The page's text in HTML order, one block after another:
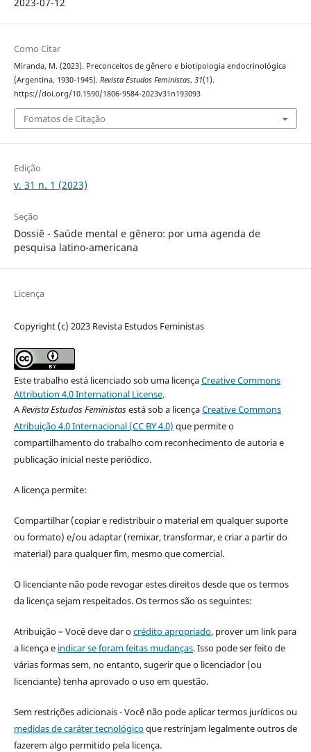
Como Citar
Miranda, M. (2023). Preconceitos de gênero e biotipologia endocrinológica
(Argentina, 1930-1945). Revista Estudos Feministas, 31(1).
https://doi.org/10.1590/1806-9584-2023v31n193093
Fomatos de Citação
Edição
v. 31 n. 1 (2023)
Seção
Dossiê - Saúde mental e gênero: por uma agenda de
pesquisa latino-americana
Licença
Copyright (c) 2023 Revista Estudos Feministas
Este trabalho está licenciado sob uma licençaCreative Commons
Attribution 4.0 International License.
ARevista Estudos Feministasestá sob a licençaCreative Commons
Atribuição 4.0 Internacional (CC BY 4.0) que permite o
compartilhamento do trabalho com reconhecimento de autoria e
publicação inicial neste periódico.
A licença permite:
Compartilhar (copiar e redistribuir o material em qualquer suporte
ou formato) e/ou adaptar (remixar, transformar, e criar a partir do
material) para qualquer fim, mesmo que comercial.
O licenciante não pode revogar estes direitos desde que os termos
da licença sejam respeitados. Os termos são os seguintes:
Atribuição – Você deve dar ocrédito apropriado, prover um link para
a licença e indicar se foram feitas mudanças. Isso pode ser feito de
várias formas sem, no entanto, sugerir que o licenciador (ou
licenciante) tenha aprovado o uso em questão.
Sem restrições adicionais - Você não pode aplicar termos jurídicos ou
medidas de caráter tecnológicoque restrinjam legalmente outros de
fazerem algo permitido pela licença.